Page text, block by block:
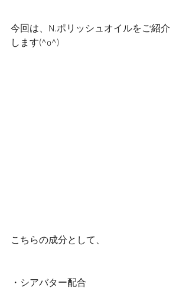
今回は、N.ポリッシュオイルをご紹介
します(^o^)
こちらの成分として、
・シアバター配合